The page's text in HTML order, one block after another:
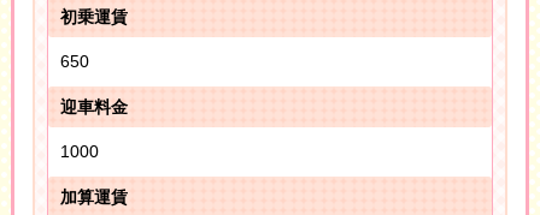
初乗運賃
650
迎車料金
1000
加算運賃